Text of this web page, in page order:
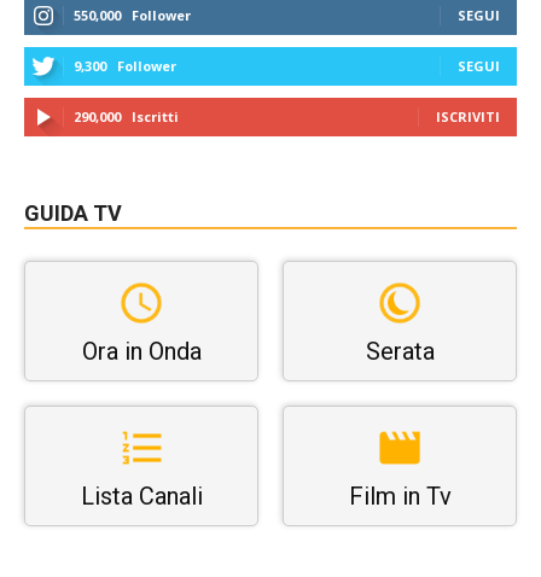
550,000 Follower SEGUI
9,300 Follower SEGUI
290,000 Iscritti ISCRIVITI
GUIDA TV
Ora in Onda Serata
Lista Canali Film in Tv